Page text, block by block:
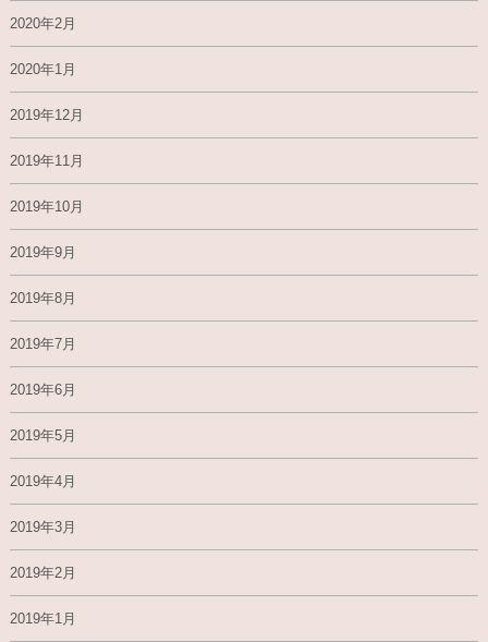
2020年2月
2020年1月
2019年12月
2019年11月
2019年10月
2019年9月
2019年8月
2019年7月
2019年6月
2019年5月
2019年4月
2019年3月
2019年2月
2019年1月